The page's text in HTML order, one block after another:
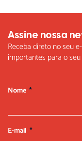
Assine nossa
Receba direto no seu
importantes para o
Nome
E-mail